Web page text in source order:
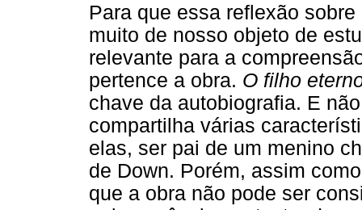
Para que essa reflexão
muito de nosso objeto de
relevante para a
pertence a obra. O filho
chave da autobiografia. E
compartilha várias
elas, ser pai de um menino
de Down. Porém, assim
que a obra não pode ser